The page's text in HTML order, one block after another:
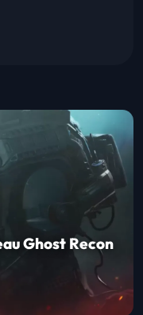
Ghost Recon